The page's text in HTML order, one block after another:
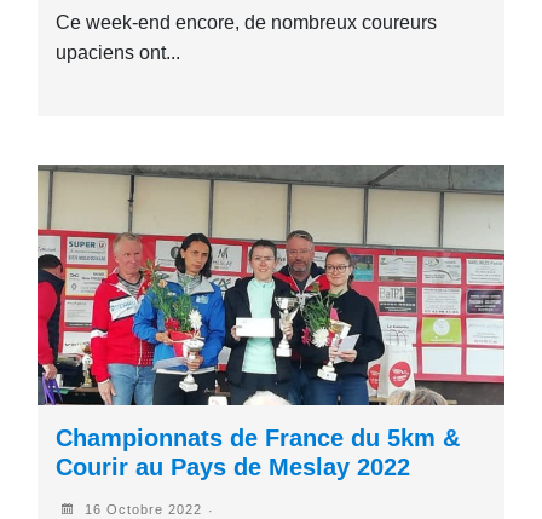
Ce week-end encore, de nombreux coureurs
upaciens ont...
Championnats de France du 5km &
Courir au Pays de Meslay 2022
16 Octobre 2022